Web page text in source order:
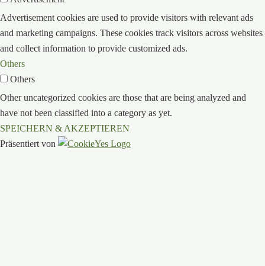
Advertisement cookies are used to provide visitors with relevant ads
and marketing campaigns. These cookies track visitors across websites
and collect information to provide customized ads.
Others
Others
Other uncategorized cookies are those that are being analyzed and
have not been classified into a category as yet.
SPEICHERN & AKZEPTIEREN
Präsentiert von